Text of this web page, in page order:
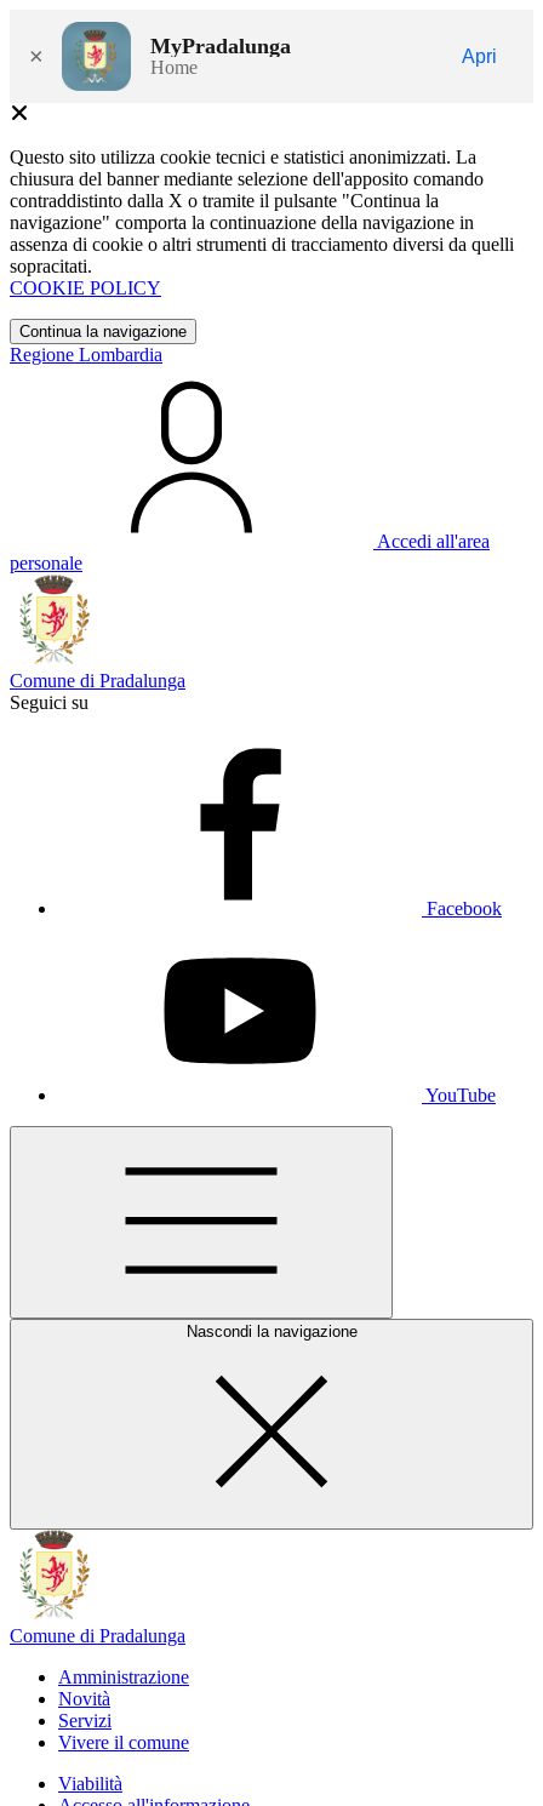
× MyPradalunga
Home
Apri
Questo sito utilizza cookie tecnici e statistici anonimizzati. La
chiusura del banner mediante selezione dell'apposito comando
contraddistinto dalla X o tramite il pulsante "Continua la
navigazione" comporta la continuazione della navigazione in
assenza di cookie o altri strumenti di tracciamento diversi da quelli
sopracitati.
COOKIE POLICY
Continua la navigazione
Regione Lombardia
Accedi all'area
personale
Comune di Pradalunga
Seguici su
Facebook
YouTube
Nascondi la navigazione
Comune di Pradalunga
Amministrazione
Novità
Servizi
Vivere il comune
Viabilità